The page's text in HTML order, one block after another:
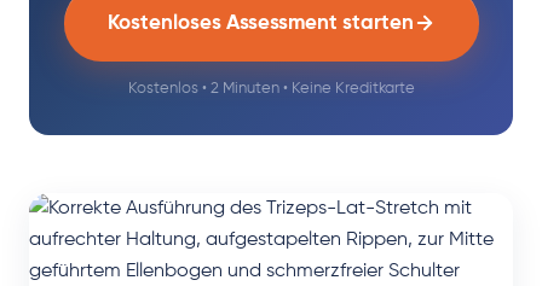
Kostenloses Assessment starten
Kostenlos • 2 Minuten • Keine Kreditkarte